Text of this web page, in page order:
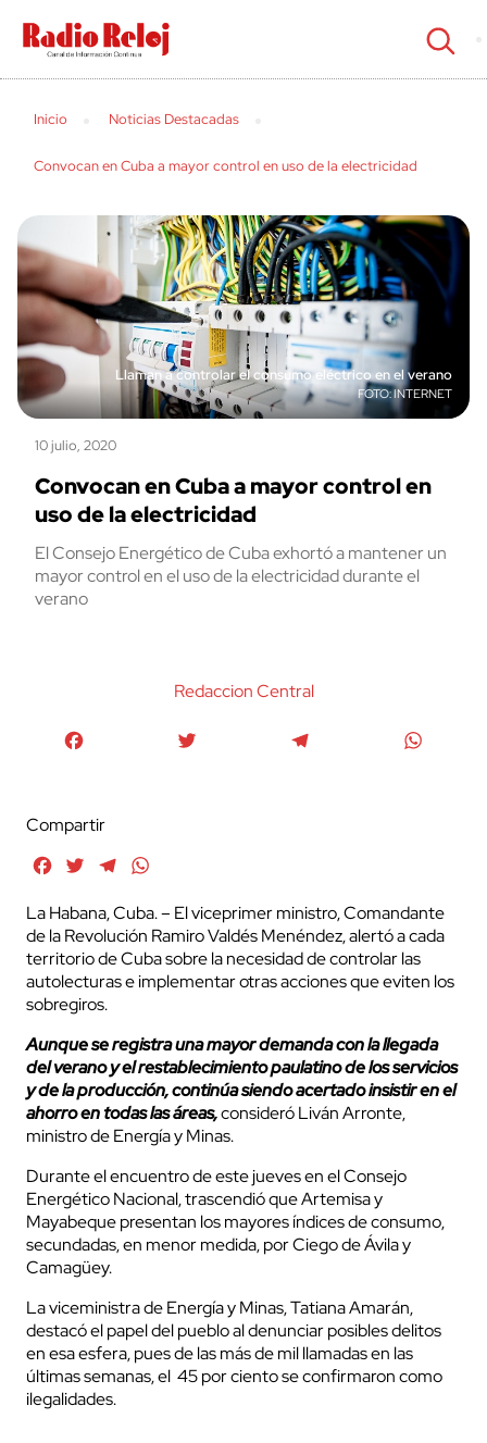
cerrar
Inicio Noticias Destacadas
Convocan en Cuba a mayor control en uso de la electricidad
Llaman a controlar el consumo eléctrico en el verano
INTERNET
10 julio, 2020
Convocan en Cuba a mayor control en
uso de la electricidad
El Consejo Energético de Cuba exhortó a mantener un
mayor control en el uso de la electricidad durante el
verano
Redaccion Central
Compartir
FacebookTwitterTelegram
La Habana, Cuba. – El viceprimer ministro, Comandante
de la Revolución Ramiro Valdés Menéndez, alertó a cada
territorio de Cuba sobre la necesidad de controlar las
autolecturas e implementar otras acciones que eviten los
sobregiros.
Aunque se registra una mayor demanda con la llegada
del verano y el restablecimiento paulatino de los servicios
y de la producción, continúa siendo acertado insistir en el
ahorro en todas las áreas,consideró Liván Arronte,
ministro de Energía y Minas.
Durante el encuentro de este jueves en el Consejo
Energético Nacional, trascendió que Artemisa y
Mayabeque presentan los mayores índices de consumo,
secundadas, en menor medida, por Ciego de Ávila y
Camagüey.
La viceministra de Energía y Minas, Tatiana Amarán,
destacó el papel del pueblo al denunciar posibles delitos
en esa esfera, pues de las más de mil llamadas en las
últimas semanas, el 45 por ciento se confirmaron como
ilegalidades.